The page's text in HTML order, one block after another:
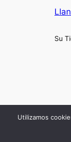
Su
Utilizamos